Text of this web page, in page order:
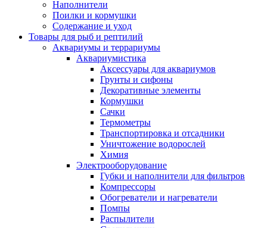
Наполнители
Поилки и кормушки
Содержание и уход
Товары для рыб и рептилий
Аквариумы и террариумы
Аквариумистика
Аксессуары для аквариумов
Грунты и сифоны
Декоративные элементы
Кормушки
Сачки
Термометры
Транспортировка и отсадники
Уничтожение водорослей
Химия
Электрооборудование
Губки и наполнители для фильтров
Компрессоры
Обогреватели и нагреватели
Помпы
Распылители